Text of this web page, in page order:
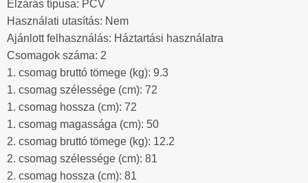
Élzárás típusa: PCV
Használati utasítás: Nem
Ajánlott felhasználás: Háztartási használatra
Csomagok száma: 2
1. csomag bruttó tömege (kg): 9.3
1. csomag szélessége (cm): 72
1. csomag hossza (cm): 72
1. csomag magassága (cm): 50
2. csomag bruttó tömege (kg): 12.2
2. csomag szélessége (cm): 81
2. csomag hossza (cm): 81